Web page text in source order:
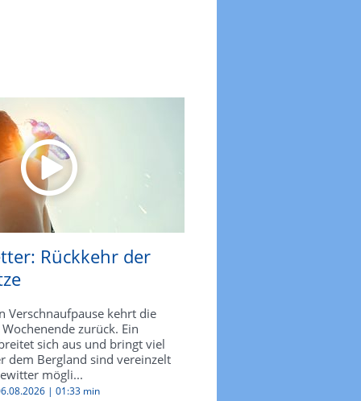
Rückkehr der
Verschnaufpause kehrt die
zurück. Ein
sich aus und bringt viel
dem Bergland sind vereinzelt
mögli...
| 01:33 min